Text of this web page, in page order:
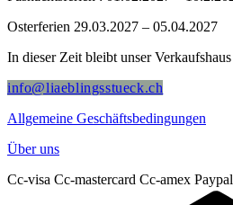
Osterferien 29.03.2027 – 05.04.2027
In dieser Zeit bleibt unser Verkaufshaus
info@liaeblingsstueck.ch
Allgemeine Geschäftsbedingungen
Über uns
Cc-visa Cc-mastercard Cc-amex Paypal